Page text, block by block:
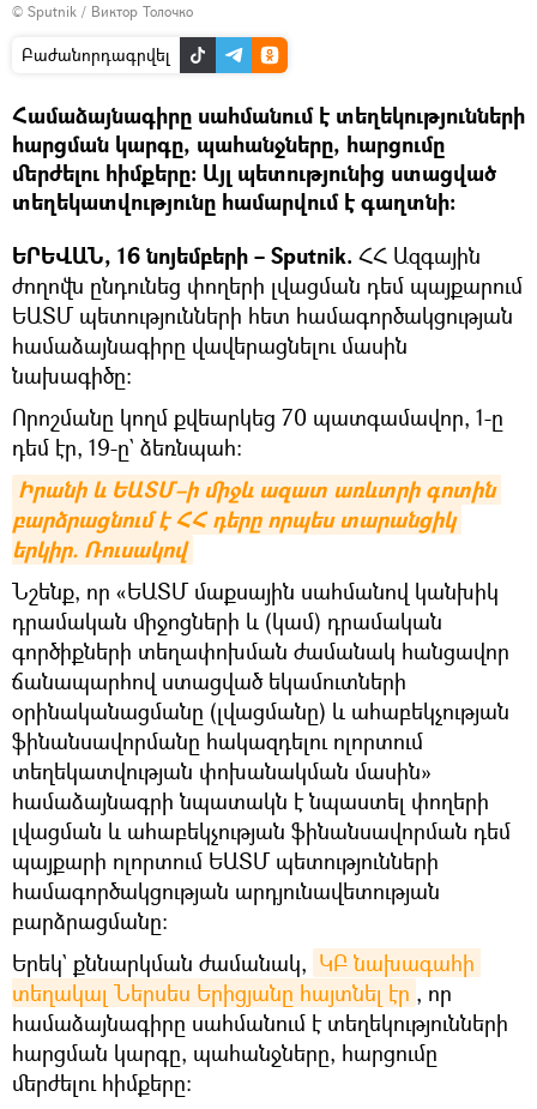
© Sputnik / Виктор Толочко
Բաժանորդագրվել
Համաձայնագիրը սահմանում է տեղեկությունների
հարցման կարգը, պահանջները, հարցումը
մերժելու հիմքերը։ Այլ պետությունից ստացված
տեղեկատվությունը համարվում է գաղտնի։
ԵՐԵՎԱՆ, 16 նոյեմբերի – Sputnik. ՀՀ Ազգային
ժողովն ընդունեց փողերի լվացման դեմ պայքարում
ԵԱՏՄ պետությունների հետ համագործակցության
համաձայնագիրը վավերացնելու մասին
նախագիծը։
Որոշմանը կողմ քվեարկեց 70 պատգամավոր, 1-ը
դեմ էր, 19-ը` ձեռնպահ։
Իրանի և ԵԱՏՄ–ի միջև ազատ առևտրի գոտին
բարձրացնում է ՀՀ դերը որպես տարանցիկ
երկիր. Ռուսակով
Նշենք, որ «ԵԱՏՄ մաքսային սահմանով կանխիկ
դրամական միջոցների և (կամ) դրամական
գործիքների տեղափոխման ժամանակ հանցավոր
ճանապարհով ստացված եկամուտների
օրինականացմանը (լվացմանը) և ահաբեկչության
ֆինանսավորմանը հակազդելու ոլորտում
տեղեկատվության փոխանակման մասին»
համաձայնագրի նպատակն է նպաստել փողերի
լվացման և ահաբեկչության ֆինանսավորման դեմ
պայքարի ոլորտում ԵԱՏՄ պետությունների
համագործակցության արդյունավետության
բարձրացմանը։
Երեկ` քննարկման ժամանակ, ԿԲ նախագահի
տեղակալ Ներսես Երիցյանը հայտնել էր , որ
համաձայնագիրը սահմանում է տեղեկությունների
հարցման կարգը, պահանջները, հարցումը
մերժելու հիմքերը։